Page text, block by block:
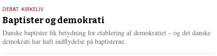
18.
maj
2026
DEBAT, KIRKELIV
Baptister og demokrati
Danske baptister fik betydning for etablering af demokratiet – og det danske
demokrati har haft indflydelse på baptisterne.